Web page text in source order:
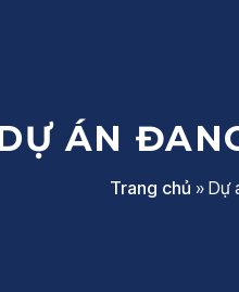
ÁN
Trang chủ » Dự